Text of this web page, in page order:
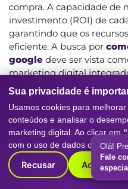
compra. A capacidade de
investimento (ROI) de
garantindo que os
eficiente. A busca por
google deve ser vista
marketing digital
GOOGLE ADS E A
O Google Ads, quando
SEO robusta, oferece um
geração de demanda
Digitall Evolution utiliza o
Sua privacidade é
Usamos cookies para
conteúdos e analisar o
marketing digital. Ao clicar em
com o uso de dados conforme
Recusar Aceitar
Olá!
Fale